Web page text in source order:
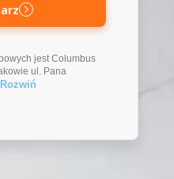
jest Columbus
ul. Pana
Rozwiń